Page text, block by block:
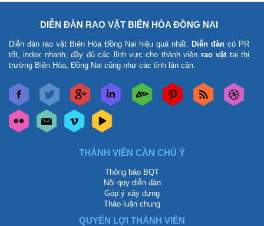
DIỄN ĐÀN RAO VẶT BIÊN HÒA ĐỒNG NAI
Diễn đàn rao vặt Biên Hòa Đồng Nai hiệu quả nhất. Diễn đàn có PR
tốt, index nhanh, đầy đủ các lĩnh vực cho thành viên rao vặt tại thị
trường Biên Hòa, Đồng Nai cũng như các tỉnh lân cận.
THÀNH VIÊN CẦN CHÚ Ý
Thông báo BQT
Nội quy diễn đàn
Góp ý xây dựng
Thảo luận chung
QUYỀN LỢI THÀNH VIÊN